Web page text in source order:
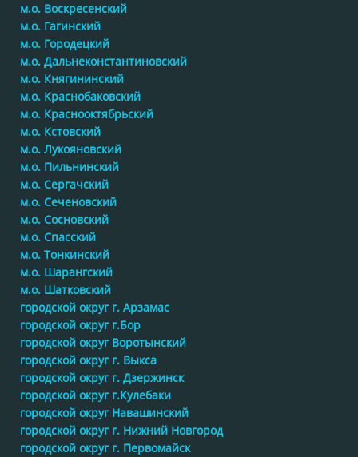
м.о. Воскресенский
м.о. Гагинский
м.о. Городецкий
м.о. Дальнеконстантиновский
м.о. Княгининский
м.о. Краснобаковский
м.о. Краснооктябрьский
м.о. Кстовский
м.о. Лукояновский
м.о. Пильнинский
м.о. Сергачский
м.о. Сеченовский
м.о. Сосновский
м.о. Спасский
м.о. Тонкинский
м.о. Шарангский
м.о. Шатковский
городской округ г. Арзамас
городской округ г.Бор
городской округ Воротынский
городской округ г. Выкса
городской округ г. Дзержинск
городской округ г.Кулебаки
городской округ Навашинский
городской округ г. Нижний Новгород
городской округ г. Первомайск